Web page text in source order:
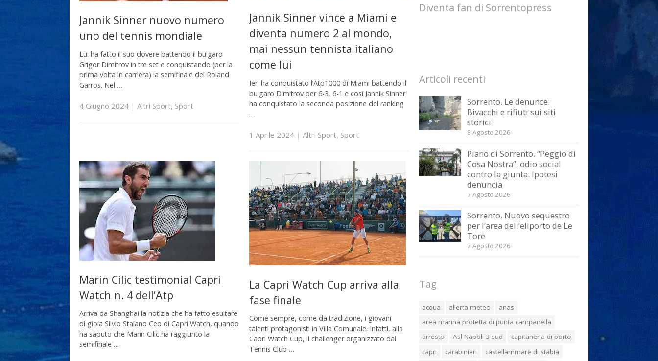
Jannik Sinner nuovo numero
uno del tennis mondiale
Lui ha fatto il suo dovere battendo il bulgaro
Grigor Dimitrov in tre set e conquistando (per la
prima volta in carriera) la semifinale del Roland
Garros. Nel …
4 Giugno 2024 | Altri Sport, Sport
Jannik Sinner vince a Miami e
diventa numero 2 al mondo,
mai nessun tennista italiano
come lui
Ieri ha conquistato l’Atp1000 di Miami battendo il
bulgaro Dimitrov per 6-3, 6-1 e così Jannik Sinner
ha conquistato la seconda posizione del ranking
…
1 Aprile 2024| Altri Sport, Sport
Marin Cilic testimonial Capri
Watch n. 4 dell’Atp
Arriva da Shanghai la notizia che ha fatto esultare
di gioia Silvio Staiano Ceo di Capri Watch, quando
ha saputo che Marin Cilic ha raggiunto la
semifinale …
La Capri Watch Cup arriva alla
fase finale
Come sempre, come da tradizione, i giovani
talenti protagonisti in Villa Comunale. Infatti, alla
Capri Watch Cup, il challenger organizzato dal
Tennis Club …
Diventa fan di Sorrentopress
Articoli recenti
Sorrento. Le denunce:
Bivacchi e rifiuti sui siti
storici
8 Agosto 2026
Piano di Sorrento. “Peggio di
Cosa Nostra”, odio social
contro la giunta. Ipotesi
denuncia
7 Agosto 2026
Sorrento. Nuovo sequestro
per l’area dell’eliporto de Le
Tore
7 Agosto 2026
Tag
acqua allerta meteo
anas
area marina protetta di punta campanella
arresto
Asl Napoli 3 sud
capitaneria di porto
capri
carabinieri
castellammare di stabia